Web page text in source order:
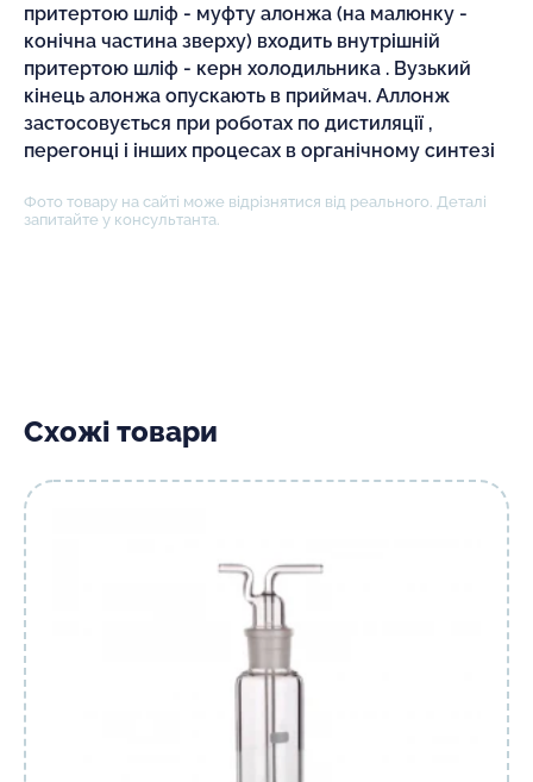
притертою шліф - муфту алонжа (на малюнку -
конічна частина зверху) входить внутрішній
притертою шліф - керн холодильника . Вузький
кінець алонжа опускають в приймач. Аллонж
застосовується при роботах по дистиляції ,
перегонці і інших процесах в органічному синтезі
Фото товару на сайті може відрізнятися від реального. Деталі
запитайте у консультанта.
Схожі товари